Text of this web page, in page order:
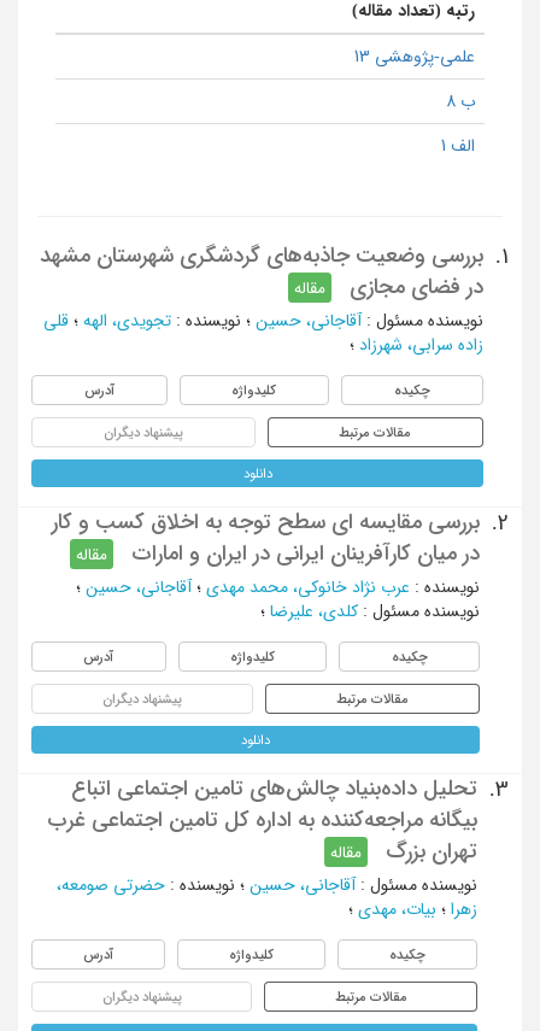
رتبه (تعداد مقاله)
علمی-پژوهشی 13
ب 8
الف 1
1.
بررسی وضعیت جاذبه‌های گردشگری شهرستان مشهد
در فضای مجازی
مقاله
نویسنده مسئول : آقاجانی، حسین ؛ نویسنده : تجویدی، الهه ؛ قلی
زاده سرابی، شهرزاد ؛
چکیده کلیدواژه آدرس
مقالات مرتبط پیشنهاد دیگران
دانلود
2.
بررسی مقایسه ای سطح توجه به اخلاق کسب و کار
در میان کارآفرینان ایرانی در ایران و امارات
مقاله
نویسنده : عرب نژاد خانوکی، محمد مهدی ؛ آقاجانی، حسین ؛
نویسنده مسئول : کلدی، علیرضا ؛
چکیده کلیدواژه آدرس
مقالات مرتبط پیشنهاد دیگران
دانلود
3.
تحلیل داده‌بنیاد چالش‌های تامین اجتماعی اتباع
بیگانه مراجعه‌کننده به اداره کل تامین اجتماعی غرب
تهران بزرگ
مقاله
نویسنده مسئول : آقاجانی، حسین ؛ نویسنده : حضرتی صومعه،
زهرا ؛ بیات، مهدی ؛
چکیده کلیدواژه آدرس
مقالات مرتبط پیشنهاد دیگران